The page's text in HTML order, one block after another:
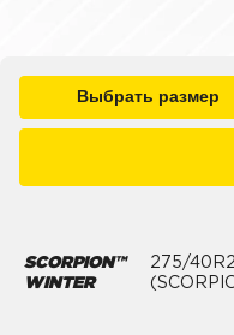
Выбрать размер
SCORPION™
WINTER
275/